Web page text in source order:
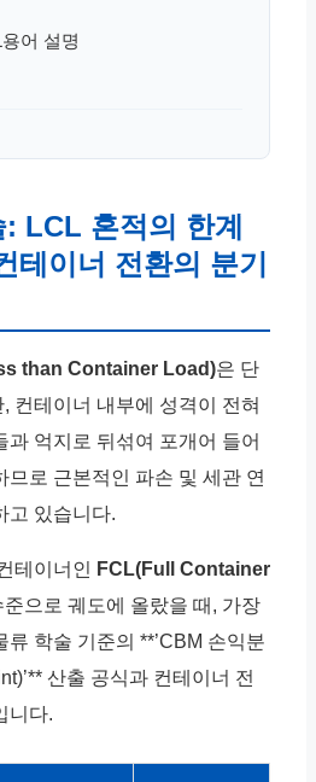
어 설명
LCL 혼적의 한계
테이너 전환의 분기
than Container Load)은 단
컨테이너 내부에 성격이 전혀
과 억지로 뒤섞여 포개어 들어
므로 근본적인 파손 및 세관 연
고 있습니다.
테이너인 FCL(Full Container
으로 궤도에 올랐을 때, 가장
류 학술 기준의 **’CBM 손익분
산출 공식과 컨테이너 전
니다.